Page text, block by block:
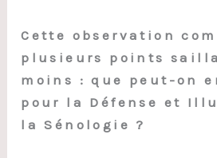
Cette observation
plusieurs points
moins : que peut-on
pour la Défense et
la Sénologie ?